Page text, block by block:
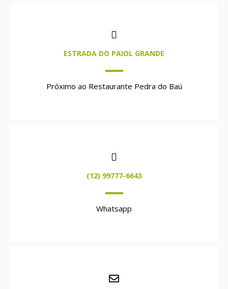
ESTRADA DO PAIOL GRANDE
Próximo ao Restaurante Pedra do Baú
(12) 99777-6643
Whatsapp